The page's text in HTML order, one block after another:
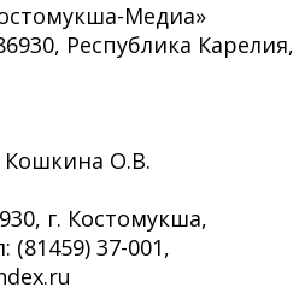
Медиа»
Республика Карелия,
Кошкина О.В.
г. Костомукша,
(81459) 37-001,